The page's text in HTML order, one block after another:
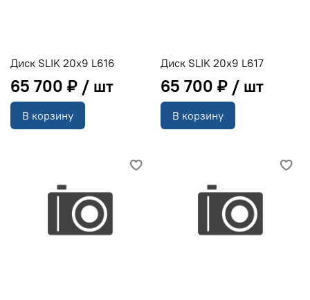
Диск SLIK 20x9 L616
65 700 ₽
В корзину
Диск SLIK 20x9 L617
65 700 ₽
В корзину